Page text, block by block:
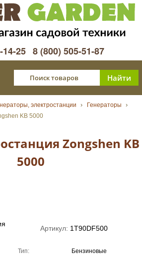
14-25 8 (800) 505-51-87
электростанции
Генераторы
KB 5000
Zongshen KB
5000
Артикул: 1T90DF500
Тип:
Бензиновые